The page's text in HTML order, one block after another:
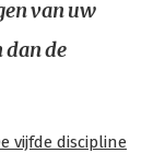
van uw
dan de
vijfde discipline